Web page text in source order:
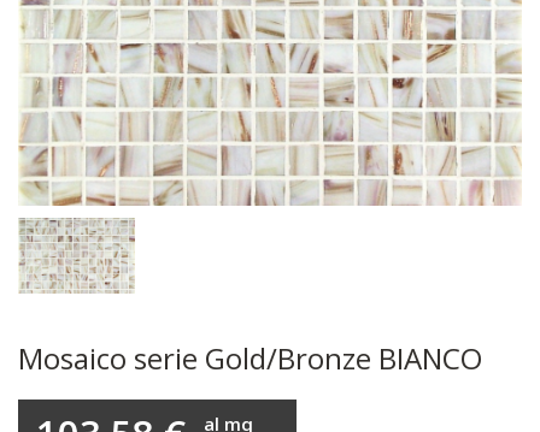
Mosaico serie Gold/Bronze BIANCO
al mq